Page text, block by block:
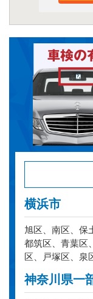
横浜市
旭区、南区、保
都筑区、青葉区
区、戸塚区、泉
神奈川県一